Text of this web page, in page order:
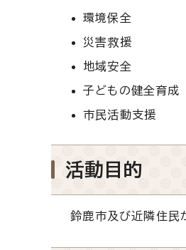
環境保全
災害救援
地域安全
子どもの健全育成
市民活動支援
活動目的
鈴鹿市及び近隣住民